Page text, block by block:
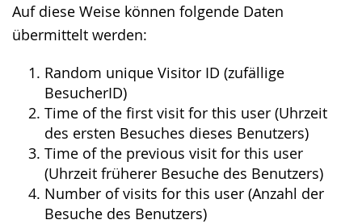
Auf diese Weise können folgende Daten
übermittelt werden:
Random unique Visitor ID (zufällige
BesucherID)
Time of the first visit for this user (Uhrzeit
des ersten Besuches dieses Benutzers)
Time of the previous visit for this user
(Uhrzeit früherer Besuche des Benutzers)
Number of visits for this user (Anzahl der
Besuche des Benutzers)